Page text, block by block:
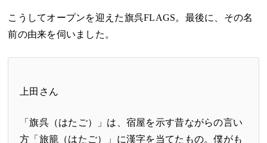
こうしてオープンを迎えた旗呉FLAGS。最後に、その名
前の由来を伺いました。
上田さん
「旗呉（はたご）」は、宿屋を示す昔ながらの言い
方「旅籠（はたご）」に漢字を当てたもの。僕がも